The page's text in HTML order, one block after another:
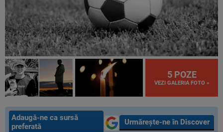
5 POZE
VEZI GALERIA FOTO »
Adaugă-ne ca sursă
preferată
Urmărește-ne în Discover